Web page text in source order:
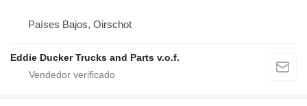
Países Bajos, Oirschot
Eddie Ducker Trucks and Parts v.o.f.